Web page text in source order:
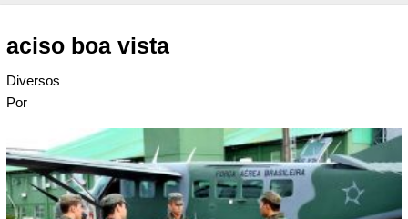
aciso boa vista
Diversos
Por